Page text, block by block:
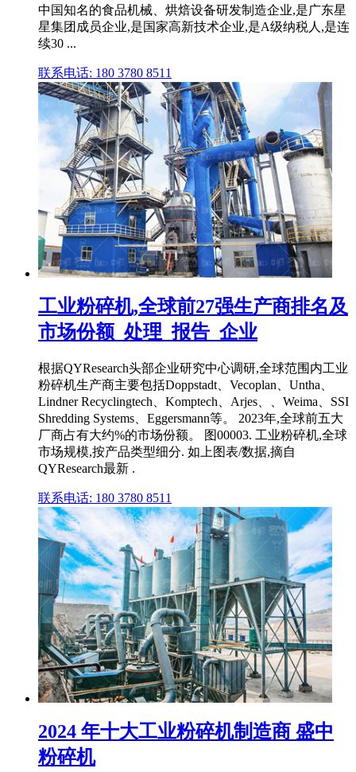
中国知名的食品机械、烘焙设备研发制造企业,是广东星
星集团成员企业,是国家高新技术企业,是A级纳税人,是连
续30 ...
联系电话: 180 3780 8511
工业粉碎机,全球前27强生产商排名及
市场份额_处理_报告_企业
根据QYResearch头部企业研究中心调研,全球范围内工业
粉碎机生产商主要包括Doppstadt、Vecoplan、Untha、
Lindner Recyclingtech、Komptech、Arjes、、Weima、SSI
Shredding Systems、Eggersmann等。 2023年,全球前五大
厂商占有大约%的市场份额。 图00003. 工业粉碎机,全球
市场规模,按产品类型细分. 如上图表/数据,摘自
QYResearch最新 .
联系电话: 180 3780 8511
2024 年十大工业粉碎机制造商 盛中
粉碎机